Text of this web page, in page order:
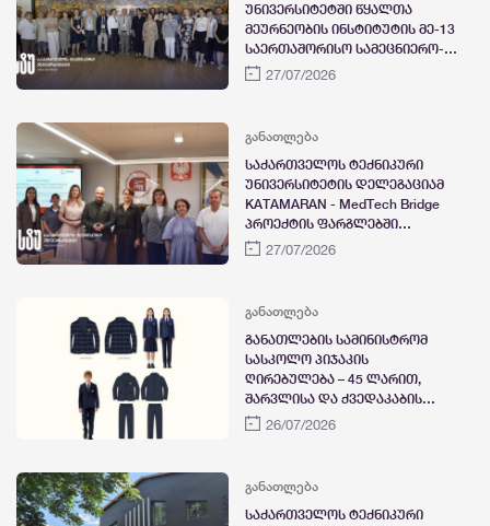
უნივერსიტეტში წყალთა
მეურნეობის ინსტიტუტის მე-13
საერთაშორისო სამეცნიერო-
ტექნიკური კონფერენცია
27/07/2026
განათლება
საქართველოს ტექნიკური
უნივერსიტეტის დელეგაციამ
KATAMARAN - MedTech Bridge
პროექტის ფარგლებში
პოლონეთის იან დლუგოშის
27/07/2026
განათლება
განათლების სამინისტრომ
სასკოლო პიჯაკის
ღირებულება – 45 ლარით,
შარვლისა და ქვედაკაბის
ღირებულება კი 25 ლარით
26/07/2026
განათლება
საქართველოს ტექნიკური